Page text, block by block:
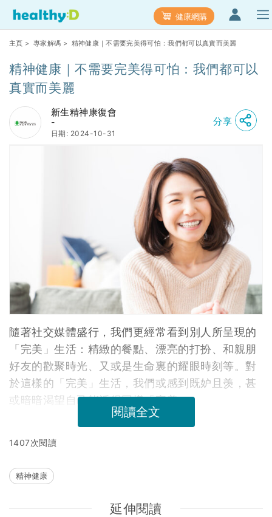
健康網購
主頁 > 專家解碼 > 精神健康｜不需要完美得可怕：我們都可以真實而美麗
精神健康｜不需要完美得可怕：我們都可以
真實而美麗
新生精神康復會
-
日期: 2024-10-31
分享
隨著社交媒體盛行，我們更經常看到別人所呈現的
「完美」生活：精緻的餐點、漂亮的打扮、和親朋
好友的歡聚時光、又或是生命裏的耀眼時刻等。對
於這樣的「完美」生活，我們或感到既妒且羡，甚
或暗暗渴望自己能活得同樣「完美」。
閱讀全文
1407次閱讀
精神健康
延伸閱讀